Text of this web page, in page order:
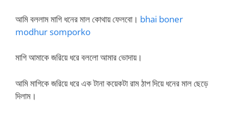
আমি বললাম মাগি ধনের মাল কোথায় ফেলবো। bhai boner
modhur somporko
মাগি আমাকে জরিয়ে ধরে বললো আমার ভোদায়।
আমি মাগিকে জরিয়ে ধরে এক টানা কয়েকটা রাম ঠাপ দিয়ে ধনের মাল ছেড়ে
দিলাম।